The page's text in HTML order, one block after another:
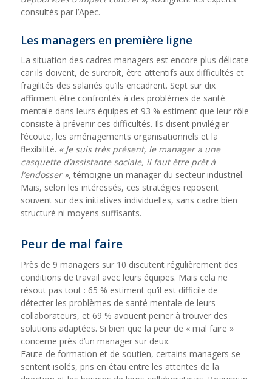
consultés par l’Apec.
Les managers en première ligne
La situation des cadres managers est encore plus délicate
car ils doivent, de surcroît, être attentifs aux difficultés et
fragilités des salariés qu’ils encadrent. Sept sur dix
affirment être confrontés à des problèmes de santé
mentale dans leurs équipes et 93 % estiment que leur rôle
consiste à prévenir ces difficultés. Ils disent privilégier
l’écoute, les aménagements organisationnels et la
flexibilité. « Je suis très présent, le manager a une
casquette d’assistante sociale, il faut être prêt à
l’endosser », témoigne un manager du secteur industriel.
Mais, selon les intéressés, ces stratégies reposent
souvent sur des initiatives individuelles, sans cadre bien
structuré ni moyens suffisants.
Peur de mal faire
Près de 9 managers sur 10 discutent régulièrement des
conditions de travail avec leurs équipes. Mais cela ne
résout pas tout : 65 % estiment qu’il est difficile de
détecter les problèmes de santé mentale de leurs
collaborateurs, et 69 % avouent peiner à trouver des
solutions adaptées. Si bien que la peur de « mal faire »
concerne près d’un manager sur deux.
Faute de formation et de soutien, certains managers se
sentent isolés, pris en étau entre les attentes de la